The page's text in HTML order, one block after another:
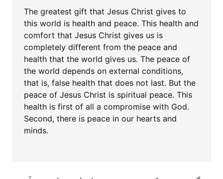
The greatest gift that Jesus Christ gives to
this world is health and peace. This health and
comfort that Jesus Christ gives us is
completely different from the peace and
health that the world gives us. The peace of
the world depends on external conditions,
that is, false health that does not last. But the
peace of Jesus Christ is spiritual peace. This
health is first of all a compromise with God.
Second, there is peace in our hearts and
minds.